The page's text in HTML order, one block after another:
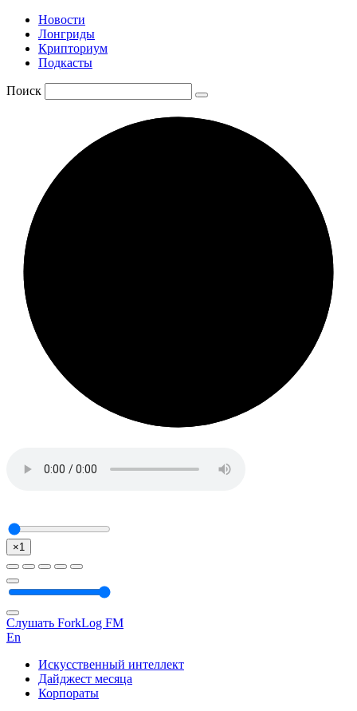
Новости
Лонгриды
Крипториум
Подкасты
Поиск
×1
Слушать ForkLog FM
En
Искусственный интеллект
Дайджест месяца
Корпораты